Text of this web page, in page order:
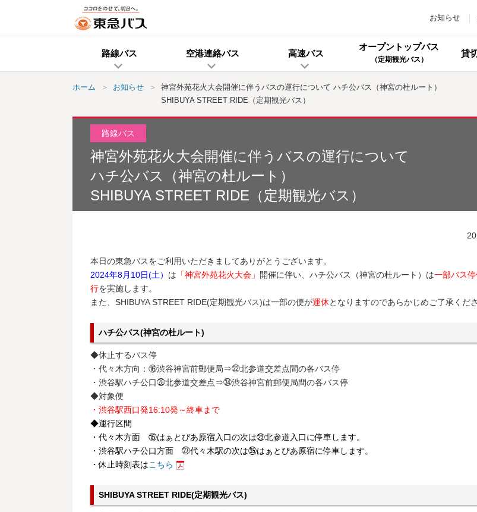
お知らせ
路線バス 空港連絡バス 高速バス
オープントップバス
（定期観光バス）
貸
ホーム お知らせ
神宮外苑花火大会開催に伴うバスの運行について ハチ公バス（神宮の杜ルート）
SHIBUYA STREET RIDE（定期観光バス）
路線バス
神宮外苑花火大会開催に伴うバスの運行について
ハチ公バス（神宮の杜ルート）
SHIBUYA STREET RIDE（定期観光バス）
本日の東急バスをご利用いただきましてありがとうございます。
2024年8月10日(土） は 「神宮外苑花火大会」 開催に伴い、ハチ公バス（神宮の杜ルート）は一部バス
行を実施します。
また、SHIBUYA STREET RIDE(定期観光バス)は一部の便が運休となりますのであらかじめご了承くださ
ハチ公バス(神宮の杜ルート)
◆休止するバス停
・代々木方向：⑯渋谷神宮前郵便局⇒㉒北参道交差点間の各バス停
・渋谷駅ハチ公口㉘北参道交差点⇒㉞渋谷神宮前郵便局間の各バス停
◆対象便
・渋谷駅西口発16:10発～終車まで
◆運行区間
・代々木方面 ⑮はぁとぴあ原宿入口の次は㉓北参道入口に停車します。
・渋谷駅ハチ公口方面 ㉗代々木駅の次は㉟はぁとぴあ原宿に停車します。
・休止時刻表はこちら
SHIBUYA STREET RIDE(定期観光バス)